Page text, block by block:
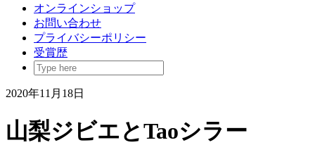
オンラインショップ
お問い合わせ
プライバシーポリシー
受賞歴
2020年11月18日
山梨ジビエとTaoシラー